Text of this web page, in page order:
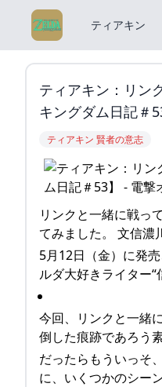
ティアキン
ティアキン：リン
キングダム日記＃
ティアキン 賢者の意志
リンクと一緒に戦っ
てみました。 文信濃
5月12日（金）に発
ルダ大好きライター“
今回、リンクと一緒
倒した痕跡であろう
だったらもういっそ
に、いくつかのシー